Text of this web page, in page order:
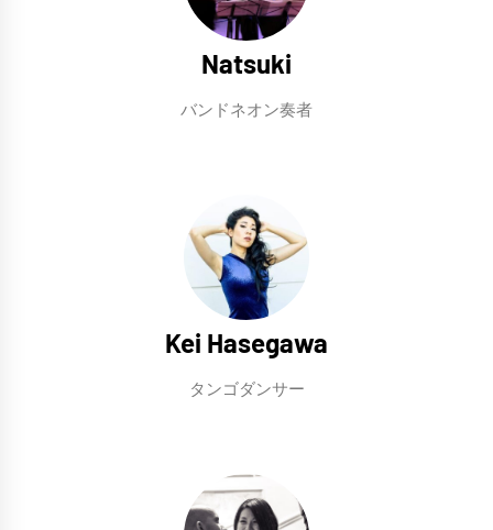
Natsuki
バンドネオン奏者
Kei Hasegawa
タンゴダンサー